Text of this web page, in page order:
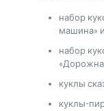
набор
машина»
набор
куклы
куклы-